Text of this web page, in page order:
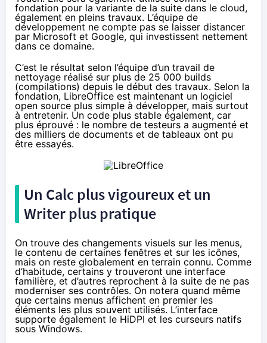
fondation pour la variante de la suite dans le cloud,
également en pleins travaux. L’équipe de
développement ne compte pas se laisser distancer
par Microsoft et Google, qui investissent nettement
dans ce domaine.
C’est le résultat selon l’équipe d’un travail de
nettoyage réalisé sur plus de 25 000 builds
(compilations) depuis le début des travaux. Selon la
fondation, LibreOffice est maintenant un logiciel
open source plus simple à développer, mais surtout
à entretenir. Un code plus stable également, car
plus éprouvé : le nombre de testeurs a augmenté et
des milliers de documents et de tableaux ont pu
être essayés.
Un Calc plus vigoureux et un
Writer plus pratique
On trouve des changements visuels sur les menus,
le contenu de certaines fenêtres et sur les icônes,
mais on reste globalement en terrain connu. Comme
d’habitude, certains y trouveront une interface
familière, et d’autres reprochent à la suite de ne pas
moderniser ses contrôles. On notera quand même
que certains menus affichent en premier les
éléments les plus souvent utilisés. L’interface
supporte également le HiDPI et les curseurs natifs
sous Windows.